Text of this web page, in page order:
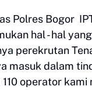
Polres Bogor
hal - hal
perekrutan
masuk dalam
operator